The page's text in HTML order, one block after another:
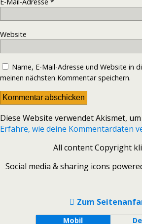
Website
Name, E-Mail-Adresse und Website in
meinen nächsten Kommentar speichern.
Diese Website verwendet Akismet,
Erfahre, wie deine Kommentardaten
All content Copyright
Social media & sharing icons
Zum
Mobil